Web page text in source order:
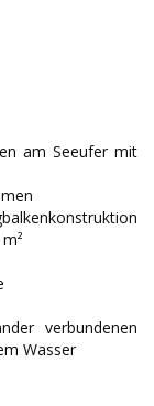
am Seeufer mit
verbundenen
Wasser